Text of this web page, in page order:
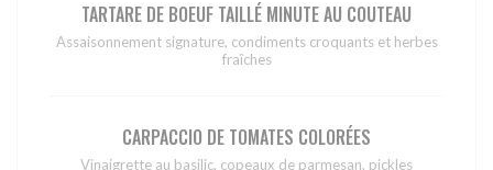
TARTARE DE BOEUF TAILLÉ MINUTE AU COUTEAU
Assaisonnement signature, condiments croquants et herbes
fraîches
CARPACCIO DE TOMATES COLORÉES
Vinaigrette au basilic, copeaux de parmesan, pickles